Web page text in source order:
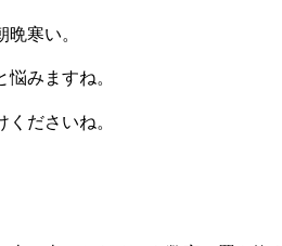
寒い。
みますね。
ださいね。